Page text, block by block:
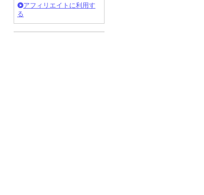
アフィリエイトに利用す
る